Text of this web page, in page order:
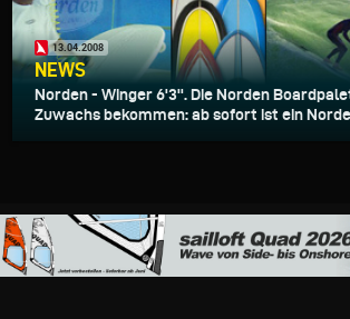
13.04.2008
NEWS
Norden - Winger 6'3''. Die Norden
Zuwachs bekommen: ab sofort ist ein